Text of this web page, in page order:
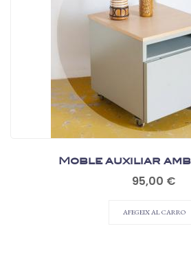
Preu
95,00 €
AFEGEIX AL CARRO
Moble auxiliar
Preu
95,00 €
AFEGEIX AL CARRO